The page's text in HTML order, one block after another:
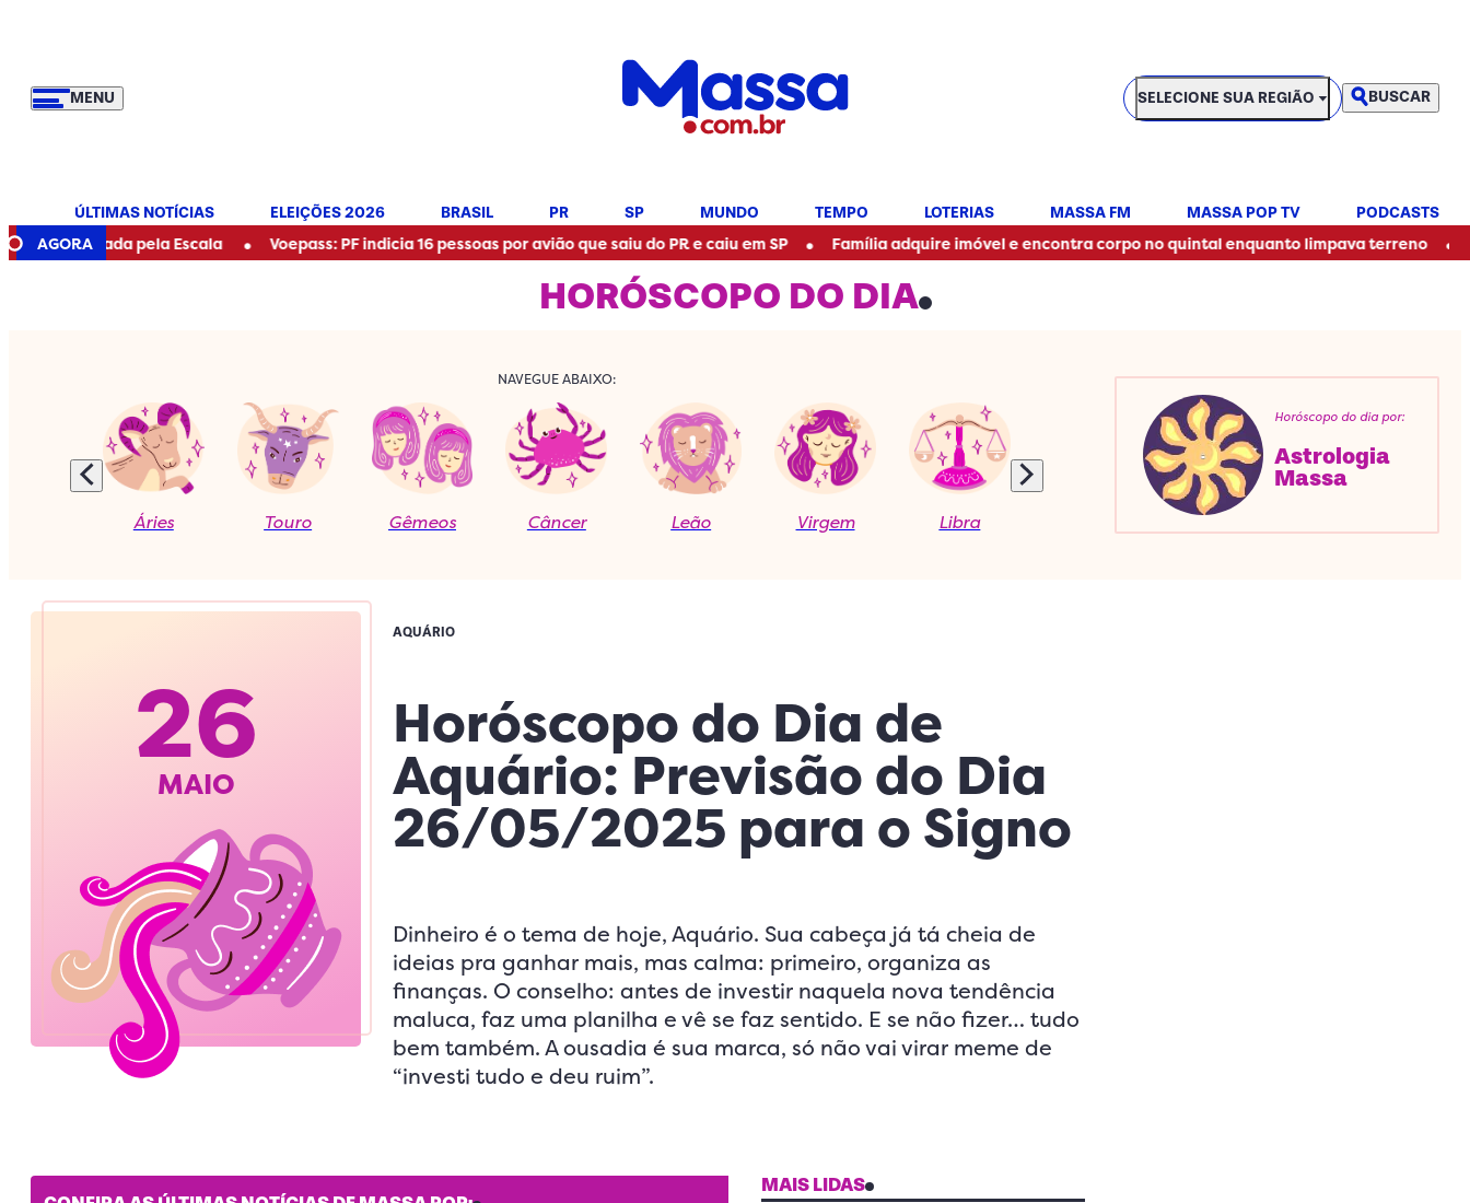
MENU
SELECIONE SUA REGIÃO
SELECIONE SUA REGIÃO BUSCAR
ÚLTIMAS NOTÍCIAS ELEIÇÕES 2026 BRASIL PR SP MUNDO TEMPO LOTERIAS MASSA FM MASSA POP TV PODCASTS
AGORA
pela Escala • Voepass: PF indicia 16 pessoas por avião que saiu do PR e caiu em SP • Família adquire imóvel e encontra corpo no quintal enquanto limpava terreno • Professor
HORÓSCOPO DO DIA
NAVEGUE ABAIXO:
Áries Touro Gêmeos Câncer Leão Virgem Libra Escorpião Sagitário Capricórnio
Horóscopo do dia por:
Astrologia
Massa
26
MAIO
AQUÁRIO
Horóscopo do Dia de
Aquário: Previsão do Dia
26/05/2025 para o Signo
Dinheiro é o tema de hoje, Aquário. Sua cabeça já tá cheia de
ideias pra ganhar mais, mas calma: primeiro, organiza as
finanças. O conselho: antes de investir naquela nova tendência
maluca, faz uma planilha e vê se faz sentido. E se não fizer… tudo
bem também. A ousadia é sua marca, só não vai virar meme de
“investi tudo e deu ruim”.
MAIS LIDAS